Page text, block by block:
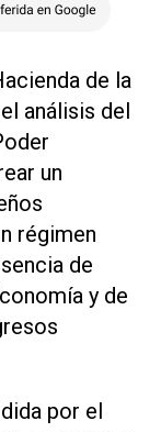
de la
análisis del
un
régimen
de
y de
por el